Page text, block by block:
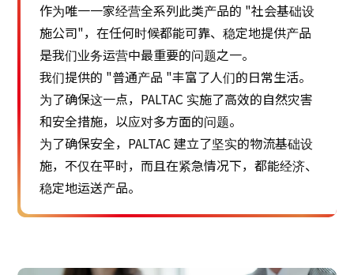
作为唯一一家经营全系列此类产品的 "社会基础设
施公司"，在任何时候都能可靠、稳定地提供产品
是我们业务运营中最重要的问题之一。
我们提供的 "普通产品 "丰富了人们的日常生活。
为了确保这一点，PALTAC 实施了高效的自然灾害
和安全措施，以应对多方面的问题。
为了确保安全，PALTAC 建立了坚实的物流基础设
施，不仅在平时，而且在紧急情况下，都能经济、
稳定地运送产品。